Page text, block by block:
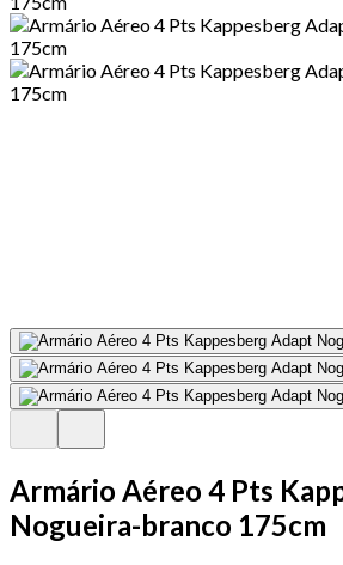
Armário Aéreo 4 Pts
Nogueira-branco 175cm